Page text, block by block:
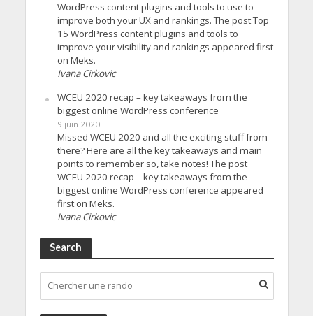
WordPress content plugins and tools to use to
improve both your UX and rankings. The post Top
15 WordPress content plugins and tools to
improve your visibility and rankings appeared first
on Meks.
Ivana Cirkovic
WCEU 2020 recap – key takeaways from the
biggest online WordPress conference
9 juin 2020
Missed WCEU 2020 and all the exciting stuff from
there? Here are all the key takeaways and main
points to remember so, take notes! The post
WCEU 2020 recap – key takeaways from the
biggest online WordPress conference appeared
first on Meks.
Ivana Cirkovic
Search